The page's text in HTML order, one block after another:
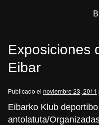
Exposiciones
Eibar
Publicado el noviembre 23, 2011
Eibarko Klub
antolatuta/